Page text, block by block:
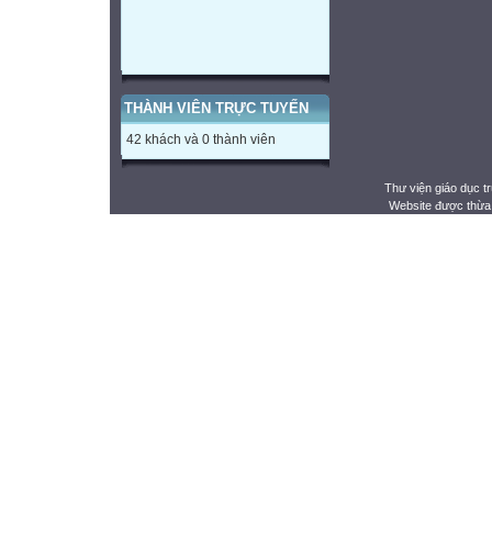
THÀNH VIÊN TRỰC TUYẾN
42 khách và 0 thành viên
Thư viện giáo dục
Website được